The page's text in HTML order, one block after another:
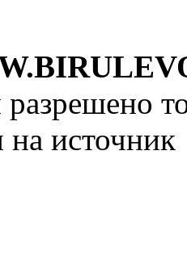
на источник